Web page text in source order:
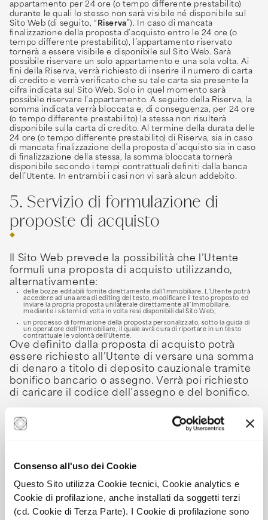
Consenso all'uso dei Cookie
Questo Sito utilizza Cookie tecnici, Cookie analytics e
Cookie di profilazione, anche installati da soggetti terzi
(cd. Cookie di Terza Parte). I Cookie di profilazione sono
appartamento per 24 ore (o tempo differente prestabilito)
durante le quali lo stesso non sarà visibile né disponibile sul
Sito Web (di seguito, “ Riserva ”). In caso di mancata
finalizzazione della proposta d’acquisto entro le 24 ore (o
tempo differente prestabilito), l’appartamento riservato
tornerà a essere visibile e disponibile sul Sito Web. Sarà
possibile riservare un solo appartamento e una sola volta. Ai
fini della Riserva, verrà richiesto di inserire il numero di carta
di credito e verrà verificato che su tale carta sia presente la
cifra indicata sul Sito Web. Solo in quel momento sarà
possibile riservare l’appartamento. A seguito della Riserva, la
somma indicata verrà bloccata e, di conseguenza, per 24 ore
(o tempo differente prestabilito) la stessa non risulterà
disponibile sulla carta di credito. Al termine della durata delle
24 ore (o tempo differente prestabilito) di Riserva, sia in caso
di mancata finalizzazione della proposta d’acquisto sia in caso
di finalizzazione della stessa, la somma bloccata tornerà
disponibile secondo i tempi contrattuali definiti dalla banca
dell’Utente. In entrambi i casi non vi sarà alcun addebito.
5. Servizio di formulazione di
proposte di acquisto
Il Sito Web prevede la possibilità che l’Utente
formuli una proposta di acquisto utilizzando,
alternativamente:
delle bozze editabili fornite direttamente dall’Immobiliare. L’Utente potrà
accedere ad una area di editing del testo, modificare il testo proposto ed
inviare la propria proposta unilaterale direttamente all’Immobiliare,
mediante i sistemi di volta in volta resi disponibili dal Sito Web;
un processo di formazione della proposta personalizzato, sotto la guida di
un operatore dell’Immobiliare, il quale avrà cura di riportare in un testo
contrattuale le volontà dell’Utente.
Ove definito dalla proposta di acquisto potrà
essere richiesto all’Utente di versare una somma
di denaro a titolo di deposito cauzionale tramite
bonifico bancario o assegno. Verrà poi richiesto
di caricare il codice dell’assegno e del bonifico.
L’Utente risponderà di tutte le attività e operazioni svolte con
all’Immobiliare, tramite email, qualunque uso non autorizzato
del proprio account e di accesso all’Area Riservata.